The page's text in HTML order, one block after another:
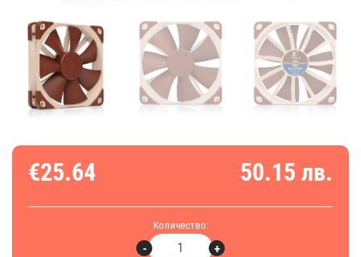
€25.64 50.15 лв.
Количество:
+
-